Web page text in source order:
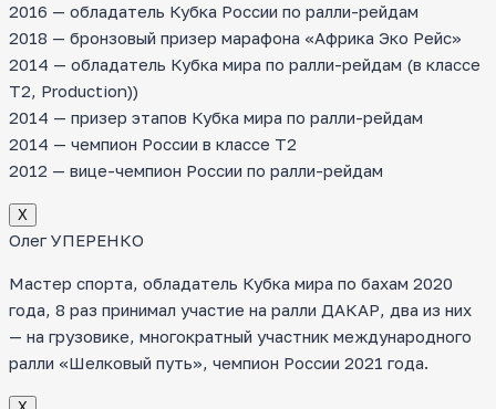
2016 — обладатель Кубка России по ралли-рейдам
2018 — бронзовый призер марафона «Африка Эко Рейс»
2014 — обладатель Кубка мира по ралли-рейдам (в классе
T2, Production))
2014 — призер этапов Кубка мира по ралли-рейдам
2014 — чемпион России в классе Т2
2012 — вице-чемпион России по ралли-рейдам
Х
Олег УПЕРЕНКО
Мастер спорта, обладатель Кубка мира по бахам 2020
года, 8 раз принимал участие на ралли ДАКАР, два из них
— на грузовике, многократный участник международного
ралли «Шелковый путь», чемпион России 2021 года.